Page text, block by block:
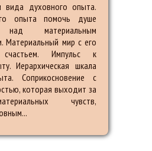
вида духовного опыта.
опыта помочь душе
над материальным
Материальный мир с его
счастьем. Импульс к
Иерархическая шкала
Соприкосновение с
которая выходит за
чувств,